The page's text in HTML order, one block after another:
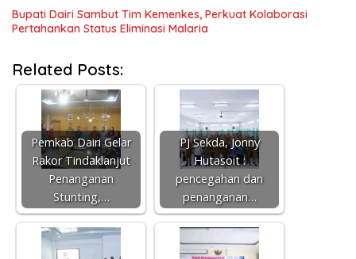
Bupati Dairi Sambut Tim Kemenkes, Perkuat Kolaborasi
Pertahankan Status Eliminasi Malaria
Related Posts:
Pemkab Dairi Gelar
Rakor Tindaklanjut
Penanganan
Stunting,…
PJ Sekda, Jonny
Hutasoit :
pencegahan dan
penanganan…